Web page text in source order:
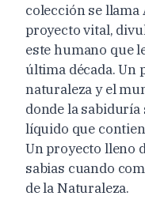
colección se llama
proyecto vital,
este humano que
última década. Un
naturaleza y el
donde la
líquido que
Un proyecto lleno
sabias cuando
de la Naturaleza.